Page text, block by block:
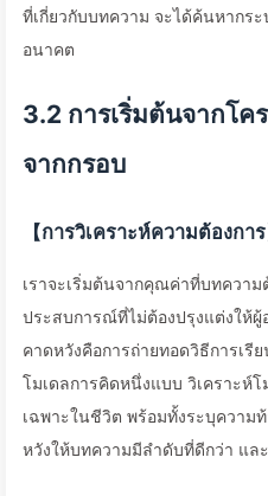
ที่เกี่ยวกับบทความ จะได้ค้นหากร
อนาคต
3.2 การเริ่มต้นจากโค
จากกรอบ
【การวิเคราะห์ความต้องการ
เราจะเริ่มต้นจากคุณค่าที่บทควา
ประสบการณ์ที่ไม่ต้องปรุงแต่งให้
คาดหวังคือการถ่ายทอดวิธีการเรี
โมเดลการคิดหนึ่งแบบ วิเคราะห์
เฉพาะในชีวิต พร้อมทั้งระบุความ
หวังให้บทความมีลำดับที่ดีกว่า แล